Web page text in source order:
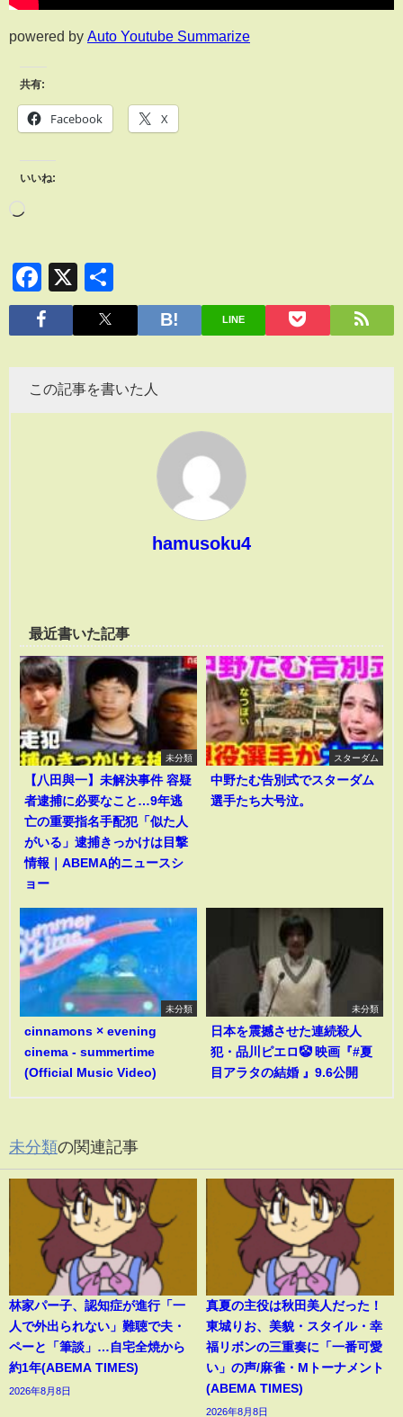
powered by Auto Youtube Summarize
共有:
Facebook X
いいね:
Facebook
X
有
LINE
この記事を書いた人
hamusoku4
最近書いた記事
未分類
【八田與一】未解決事件 容疑
者逮捕に必要なこと…9年逃
亡の重要指名手配犯「似た人
がいる」逮捕きっかけは目撃
情報｜ABEMA的ニュースシ
ョー
スターダム
中野たむ告別式でスターダム
選手たち大号泣。
未分類
cinnamons × evening
cinema - summertime
(Official Music Video)
未分類
日本を震撼させた連続殺人
犯・品川ピエロ🤡 映画『#夏
目アラタの結婚 』9.6公開
未分類の関連記事
林家パー子、認知症が進行「一
人で外出られない」難聴で夫・
ペーと「筆談」…自宅全焼から
約1年(ABEMA TIMES)
2026年8月8日
真夏の主役は秋田美人だった！
東城りお、美貌・スタイル・幸
福リボンの三重奏に「一番可愛
い」の声/麻雀・Mトーナメント
(ABEMA TIMES)
2026年8月8日